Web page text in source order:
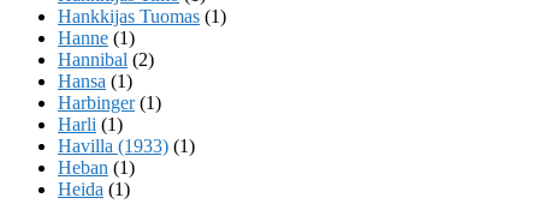
Hankkijas Tuomas (1)
Hanne (1)
Hannibal (2)
Hansa (1)
Harbinger(1)
Harli (1)
Havilla (1933) (1)
Heban (1)
Heida (1)